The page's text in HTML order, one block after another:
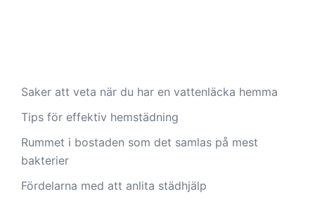
Saker att veta när du har en vattenläcka hemma
Tips för effektiv hemstädning
Rummet i bostaden som det samlas på mest
bakterier
Fördelarna med att anlita städhjälp